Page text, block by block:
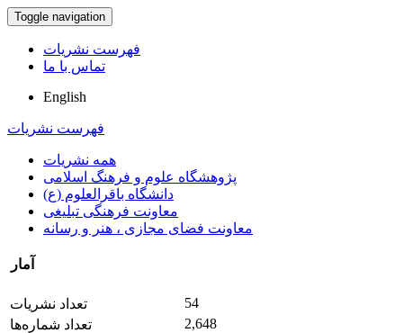
Toggle navigation
فهرست نشریات
تماس با ما
English
فهرست نشریات
همه نشریات
پژوهشگاه علوم و فرهنگ اسلامی
دانشگاه باقرالعلوم (ع)
معاونت فرهنگی تبلیغی
معاونت فضای مجازی ، هنر و رسانه
آمار
تعداد نشریات
54
تعداد شماره‌ها
2,648